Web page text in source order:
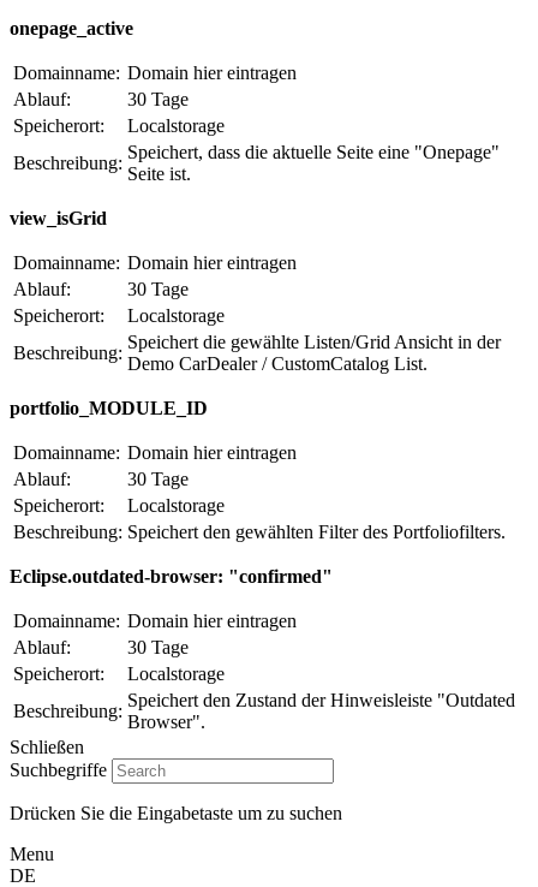
onepage_active
Domainname: Domain hier eintragen
Ablauf:
30 Tage
Speicherort:
Localstorage
Beschreibung:
Speichert, dass die aktuelle Seite eine "Onepage"
Seite ist.
view_isGrid
Domainname: Domain hier eintragen
Ablauf:
30 Tage
Speicherort:
Localstorage
Beschreibung:
Speichert die gewählte Listen/Grid Ansicht in der
Demo CarDealer / CustomCatalog List.
portfolio_MODULE_ID
Domainname: Domain hier eintragen
Ablauf:
30 Tage
Speicherort:
Localstorage
Beschreibung: Speichert den gewählten Filter des Portfoliofilters.
Eclipse.outdated-browser: "confirmed"
Domainname: Domain hier eintragen
Ablauf:
30 Tage
Speicherort:
Localstorage
Beschreibung:
Speichert den Zustand der Hinweisleiste "Outdated
Browser".
Schließen
Suchbegriffe
Drücken Sie die Eingabetaste um zu suchen
Menu
DE